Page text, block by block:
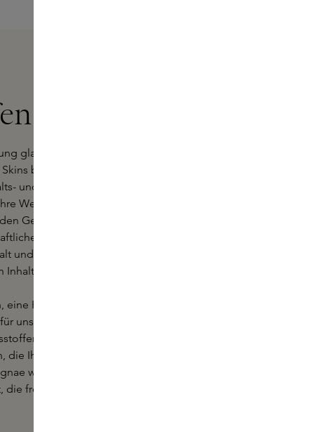
glauben, um die Welten um Sie
boutiques ein und lassen Sie
und Körperpflegeprodukten
Welt im Mittelpunkt, und unsere
Geschichten hinter den
Gründern aus der ganzen
und Sachverstand ausgewählt,
und Innovation liegt.
Hautpflegemarke auf
unseren Planeten, die Menschen
der Azoren in Portugal
Ihre Haut zum Strahlen
werden in einer
frei von Umweltverschmutzung